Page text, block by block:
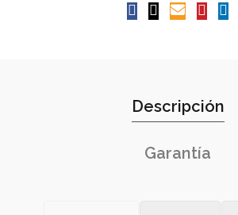
Descripción
Garantía